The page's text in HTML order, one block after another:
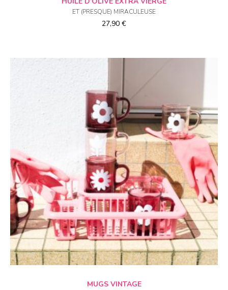
ET (PRESQUE) MIRACULEUSE
27,90 €
CHOIX DES OPTIONS
MUGS VINTAGE